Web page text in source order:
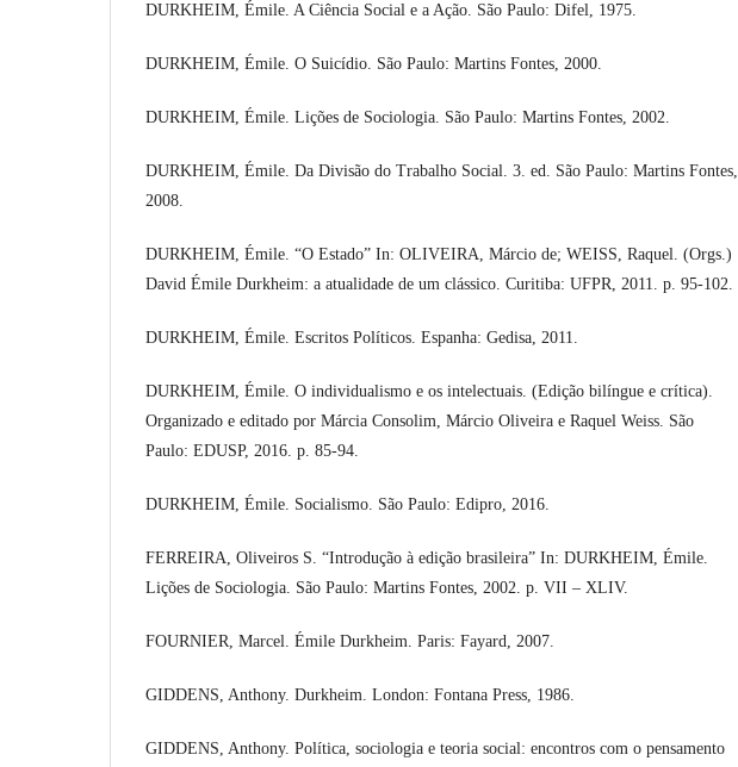
DURKHEIM, Émile. A Ciência Social e a Ação. São Paulo: Difel, 1975.
DURKHEIM, Émile. O Suicídio. São Paulo: Martins Fontes, 2000.
DURKHEIM, Émile. Lições de Sociologia. São Paulo: Martins Fontes, 2002.
DURKHEIM, Émile. Da Divisão do Trabalho Social. 3. ed. São Paulo: Martins Fontes,
2008.
DURKHEIM, Émile. “O Estado” In: OLIVEIRA, Márcio de; WEISS, Raquel. (Orgs.)
David Émile Durkheim: a atualidade de um clássico. Curitiba: UFPR, 2011. p. 95-102.
DURKHEIM, Émile. Escritos Políticos. Espanha: Gedisa, 2011.
DURKHEIM, Émile. O individualismo e os intelectuais. (Edição bilíngue e crítica).
Organizado e editado por Márcia Consolim, Márcio Oliveira e Raquel Weiss. São
Paulo: EDUSP, 2016. p. 85-94.
DURKHEIM, Émile. Socialismo. São Paulo: Edipro, 2016.
FERREIRA, Oliveiros S. “Introdução à edição brasileira” In: DURKHEIM, Émile.
Lições de Sociologia. São Paulo: Martins Fontes, 2002. p. VII – XLIV.
FOURNIER, Marcel. Émile Durkheim. Paris: Fayard, 2007.
GIDDENS, Anthony. Durkheim. London: Fontana Press, 1986.
GIDDENS, Anthony. Política, sociologia e teoria social: encontros com o pensamento